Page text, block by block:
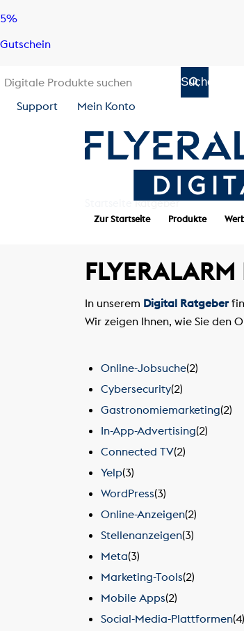
Skip
content
Skip
navigation
5%
Gutschein
Support Mein Konto
Zur Startseite Produkte
Ratgeber
In unserem Digital Ratgeber
Wir zeigen Ihnen, wie Sie den
Online-Jobsuche(2)
Cybersecurity(2)
Gastronomiemarketing(2)
In-App-Advertising(2)
Connected TV(2)
Yelp(3)
WordPress(3)
Online-Anzeigen(2)
Stellenanzeigen(3)
Meta(3)
Marketing-Tools(2)
Mobile Apps(2)
Social-Media-Plattformen(4)